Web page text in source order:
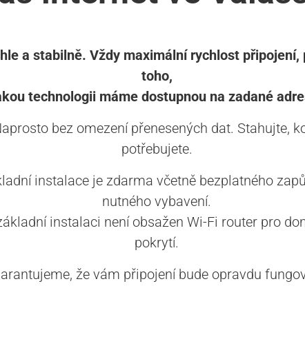
a stabilně. Vždy maximální rychlost připojení,
toho,
technologii máme dostupnou na zadané
bez omezení přenesených dat. Stahujte,
potřebujete.
instalace je zdarma včetně bezplatného
nutného vybavení.
instalaci není obsažen Wi-Fi router pro
pokrytí.
že vám připojení bude opravdu